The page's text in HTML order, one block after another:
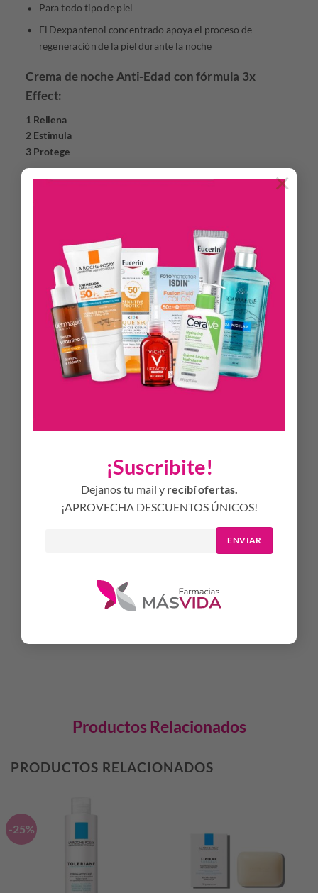
¡Suscribite!
Dejanos tu mail y recibí ofertas.
¡APROVECHA DESCUENTOS ÚNICOS!
ENVIAR
×
Para todo tipo de piel
El Dexpantenol concentrado apoya el proceso de
regeneración de la piel durante la noche
Crema de noche Anti-Edad con fórmula 3x
Effect:
1 Rellena
2 Estimula
3 Protege
Contrarresta los signos asociados al proceso de
ACERCA DE…
Crema de noche Anti-Edad
A medida que envejecemos, la producción propia de la piel de
Ácido Hialurónico disminuye, lo que hace que la piel forme
arrugas y luzca envejecida.
La fórmula de Eucerin Hyaluron-Filler 3x Effect Crema de
Noche contrarresta los signos asociados a este proceso:
El ácido de alto y bajo peso molecular hidrata y
2. Estimula:
La Enoxolona disminuye la tasa de degradación
del Ácido Hialurónico en más de un 50%.
MODO DE USO
Aplicar por la noche sobre el rostro, el cuello y el escote
Evitar el contacto con los ojos
Productos Relacionados
PRODUCTOS RELACIONADOS
-25%